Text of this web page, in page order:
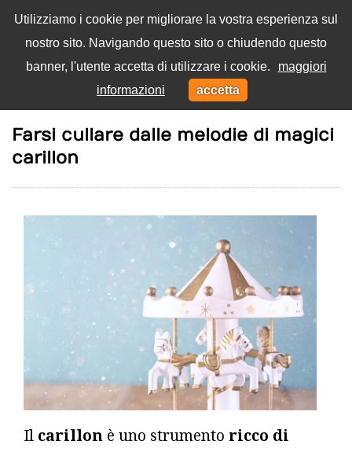
Utilizziamo i cookie per migliorare la vostra esperienza sul
nostro sito. Navigando questo sito o chiudendo questo
banner, l'utente accetta di utilizzare i cookie.
maggiori
informazioni
accetta
Menu
Farsi cullare dalle melodie di magici
carillon
Il carillon è uno strumento ricco di